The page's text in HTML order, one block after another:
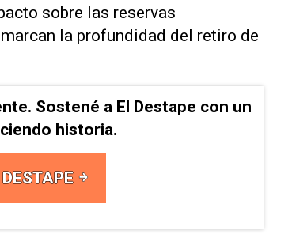
sobre las reservas
la profundidad del retiro de
Sostené a El Destape con un
historia.